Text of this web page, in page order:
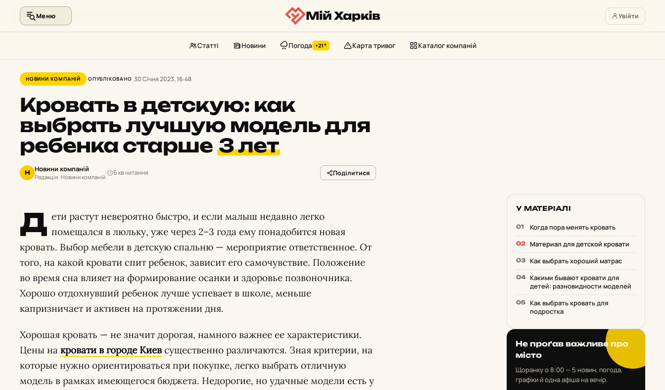
контенту
Меню Мій Харків Увійти
Статті Новини Погода +21° Карта тривог Каталог компаній
НОВИНИ КОМПАНІЙ ОПУБЛІКОВАНО 30 Січня 2023, 16:48
Кровать в детскую: как
выбрать лучшую модель для
ребенка старше 3 лет
Н Новини компаній
Редакція · Новини компаній
6 хв читання Поділитися
Д ети растут невероятно быстро, и если малыш недавно легко
помещался в люльку, уже через 2–3 года ему понадобится новая
кровать. Выбор мебели в детскую спальню — мероприятие ответственное. От
того, на какой кровати спит ребенок, зависит его самочувствие. Положение
во время сна влияет на формирование осанки и здоровье позвоночника.
Хорошо отдохнувший ребенок лучше успевает в школе, меньше
капризничает и активен на протяжении дня.
Хорошая кровать — не значит дорогая, намного важнее ее характеристики.
Цены на кровати в городе Киев существенно различаются. Зная критерии, на
которые нужно ориентироваться при покупке, легко выбрать отличную
модель в рамках имеющегося бюджета. Недорогие, но удачные модели есть у
У МАТЕРІАЛІ
Когда пора менять кровать
Материал для детской кровати
Как выбрать хороший матрас
Какими бывают кровати для
детей: разновидности моделей
Как выбрать кровать для
подростка
Не проґав важливе про
місто
Щоранку о 8:00 — 5 новин, погода,
графіки й одна афіша на вечір.